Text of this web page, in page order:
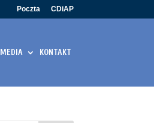
Poczta CDiAP
MEDIA KONTAKT